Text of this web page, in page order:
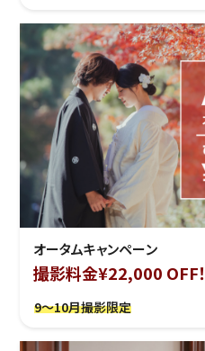
オータムキャンペーン
撮影料金¥22,000 OFF！
9～10月撮影限定